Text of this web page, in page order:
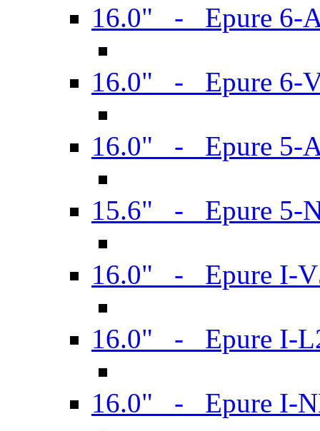
16.0" - Epure 6-
16.0" - Epure 6-
16.0" - Epure 5-
15.6" - Epure 5-
16.0" - Epure I-
16.0" - Epure I-
16.0" - Epure I-